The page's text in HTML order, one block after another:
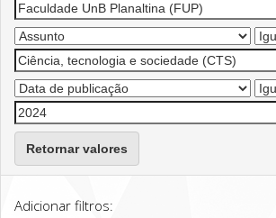
Retornar valores
Adicionar filtros: